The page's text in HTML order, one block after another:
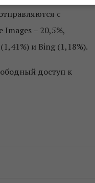
с
– 20,5%,
и Bing (1,18%).
доступ к